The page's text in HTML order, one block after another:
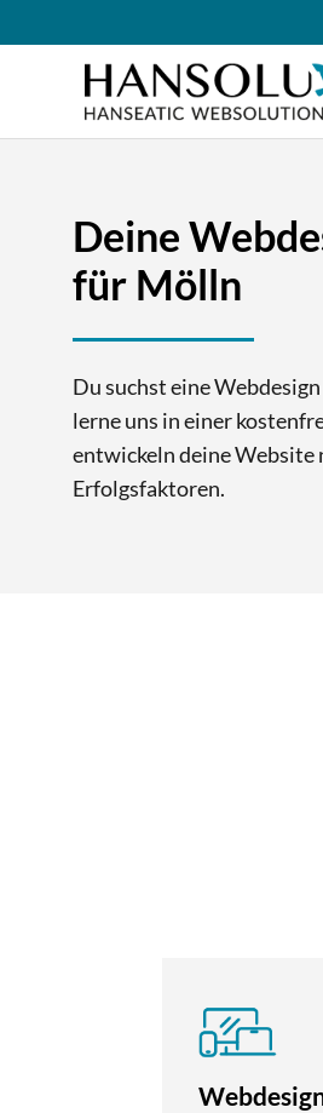
Deine
für Mölln
Du suchst eine
lerne uns in einer
entwickeln deine Website
Erfolgsfaktoren.